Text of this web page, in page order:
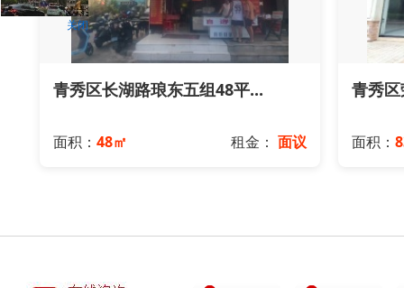
青秀区长湖路琅东五组48平...
面积： 48㎡ 租金： 面议
青秀
面积：
关闭